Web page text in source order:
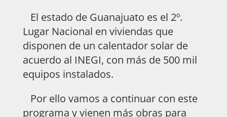
El estado de Guanajuato es el 2º.
Lugar Nacional en viviendas que
disponen de un calentador solar de
acuerdo al INEGI, con más de 500 mil
equipos instalados.
Por ello vamos a continuar con este
programa y vienen más obras para